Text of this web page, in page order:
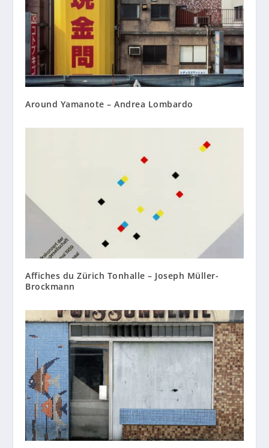
Around Yamanote – Andrea Lombardo
Affiches du Zürich Tonhalle – Joseph Müller-
Brockmann